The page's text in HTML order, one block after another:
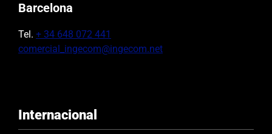
Barcelona
Tel. + 34 648 072 441
comercial_ingecom@ingecom.net
Internacional